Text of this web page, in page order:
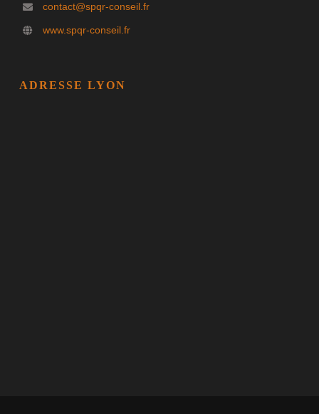
contact@spqr-conseil.fr
www.spqr-conseil.fr
ADRESSE LYON